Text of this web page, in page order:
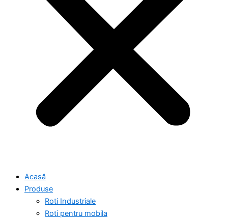
Acasă
Produse
Roti Industriale
Roti pentru mobila